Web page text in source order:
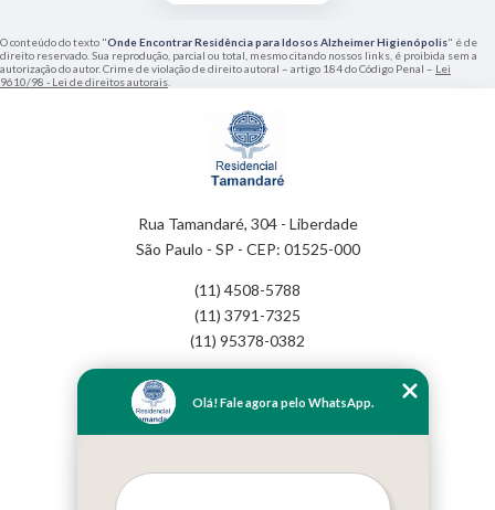
O conteúdo do texto "Onde Encontrar Residência para Idosos Alzheimer Higienópolis" é de
direito reservado. Sua reprodução, parcial ou total, mesmo citando nossos links, é proibida sem a
autorização do autor. Crime de violação de direito autoral – artigo 184 do Código Penal – Lei
9610/98 - Lei de direitos autorais
Rua Tamandaré, 304 - Liberdade
São Paulo - SP - CEP: 01525-000
(11) 4508-5788
(11) 3791-7325
(11) 95378-0382
Empresa
Missão
Olá! Fale agora pelo WhatsApp.